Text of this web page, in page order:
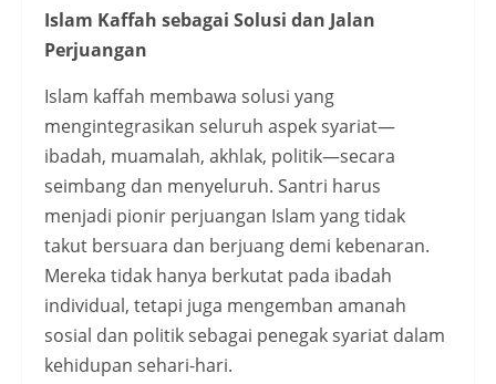
Islam Kaffah sebagai Solusi dan Jalan
Perjuangan
Islam kaffah membawa solusi yang
mengintegrasikan seluruh aspek syariat—
ibadah, muamalah, akhlak, politik—secara
seimbang dan menyeluruh. Santri harus
menjadi pionir perjuangan Islam yang tidak
takut bersuara dan berjuang demi kebenaran.
Mereka tidak hanya berkutat pada ibadah
individual, tetapi juga mengemban amanah
sosial dan politik sebagai penegak syariat dalam
kehidupan sehari-hari.